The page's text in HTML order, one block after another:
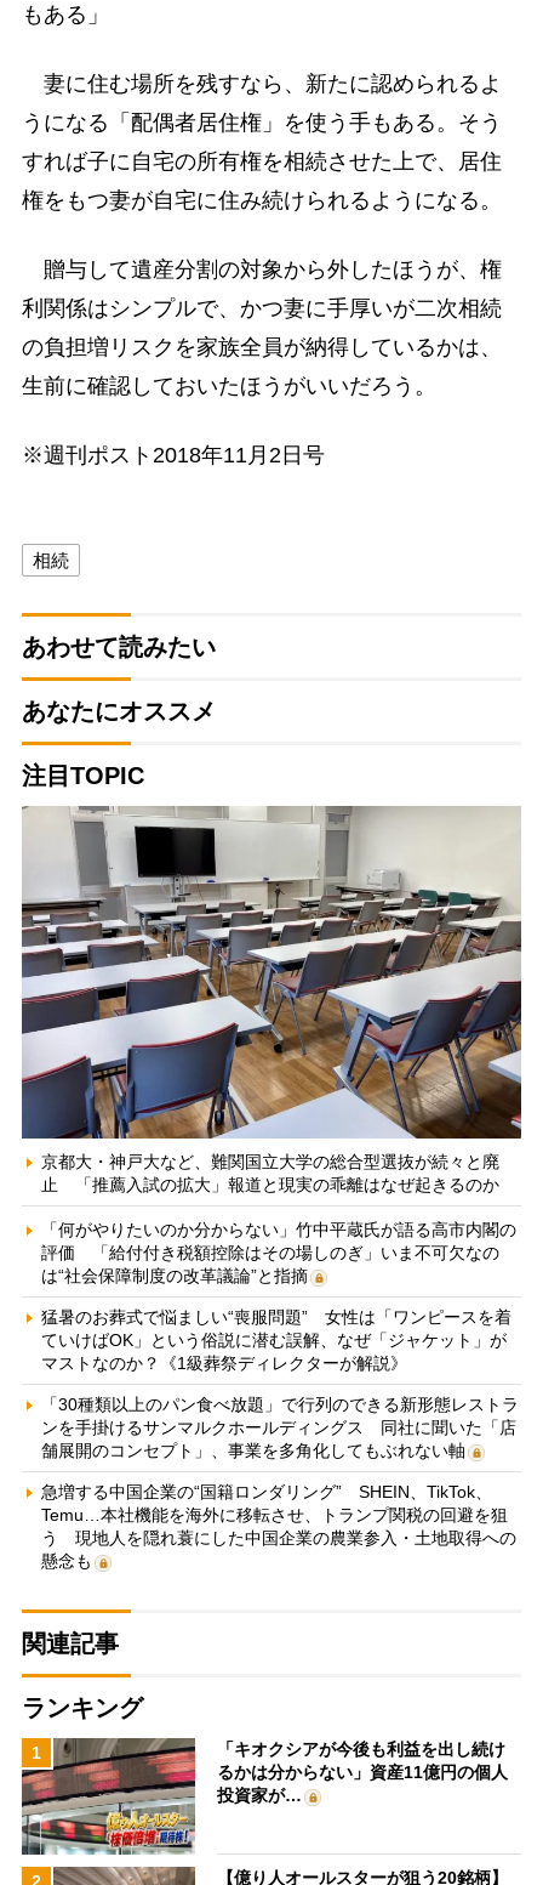
もある」
妻に住む場所を残すなら、新たに認められるよ
うになる「配偶者居住権」を使う手もある。そう
すれば子に自宅の所有権を相続させた上で、居住
権をもつ妻が自宅に住み続けられるようになる。
贈与して遺産分割の対象から外したほうが、権
利関係はシンプルで、かつ妻に手厚いが二次相続
の負担増リスクを家族全員が納得しているかは、
生前に確認しておいたほうがいいだろう。
※週刊ポスト2018年11月2日号
相続
あわせて読みたい
あなたにオススメ
注目TOPIC
京都大・神戸大など、難関国立大学の総合型選抜が続々と廃
止 「推薦入試の拡大」報道と現実の乖離はなぜ起きるのか
「何がやりたいのか分からない」竹中平蔵氏が語る高市内閣の
評価 「給付付き税額控除はその場しのぎ」いま不可欠なの
は“社会保障制度の改革議論”と指摘
猛暑のお葬式で悩ましい“喪服問題” 女性は「ワンピースを着
ていけばOK」という俗説に潜む誤解、なぜ「ジャケット」が
マストなのか？《1級葬祭ディレクターが解説》
「30種類以上のパン食べ放題」で行列のできる新形態レストラ
ンを手掛けるサンマルクホールディングス 同社に聞いた「店
舗展開のコンセプト」、事業を多角化してもぶれない軸
急増する中国企業の“国籍ロンダリング” SHEIN、TikTok、
Temu…本社機能を海外に移転させ、トランプ関税の回避を狙
う 現地人を隠れ蓑にした中国企業の農業参入・土地取得への
懸念も
関連記事
ランキング
1
「キオクシアが今後も利益を出し続け
るかは分からない」資産11億円の個人
投資家が…
2 【億り人オールスターが狙う20銘柄】